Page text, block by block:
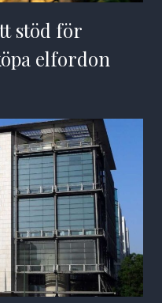
stöd för
elfordon